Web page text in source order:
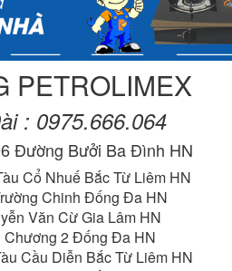
PETROLIMEX
0975.666.064
Đường Bưởi Ba Đình HN
Cổ Nhuế Bắc Từ Liêm HN
Chinh Đống Đa HN
Văn Cừ Gia Lâm HN
Chương 2 Đống Đa HN
Cầu Diễn Bắc Từ Liêm HN